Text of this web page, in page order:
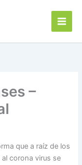
–
que a raíz de los
corona virus se